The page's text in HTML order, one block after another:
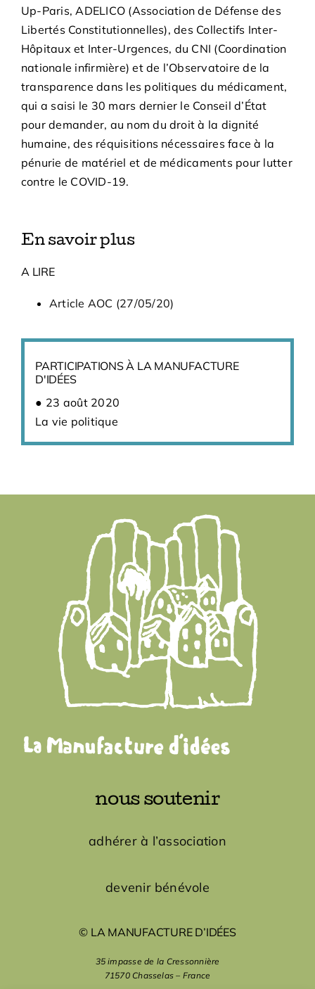
Up-Paris, ADELICO (Association de Défense des
Libertés Constitutionnelles), des Collectifs Inter-
Hôpitaux et Inter-Urgences, du CNI (Coordination
nationale infirmière) et de l’Observatoire de la
transparence dans les politiques du médicament,
qui a saisi le 30 mars dernier le Conseil d’État
pour demander, au nom du droit à la dignité
humaine, des réquisitions nécessaires face à la
pénurie de matériel et de médicaments pour lutter
contre le COVID-19.
En savoir plus
A LIRE
Article AOC (27/05/20)
PARTICIPATIONS À LA MANUFACTURE
D'IDÉES
23 août 2020
La vie politique
nous soutenir
adhérer à l’association
devenir bénévole
© LA MANUFACTURE D’IDÉES
35 impasse de la Cressonnière
71570 Chasselas – France